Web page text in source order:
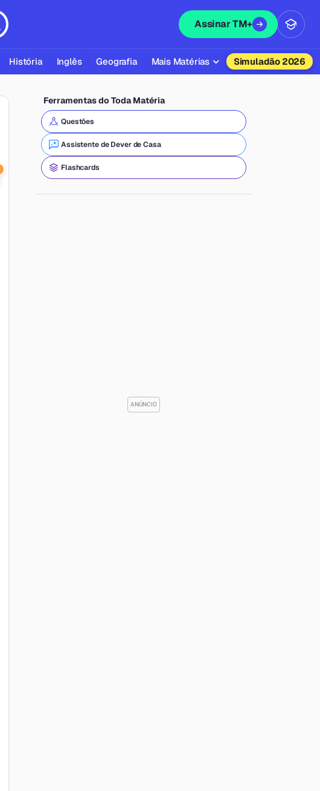
Assinar TM+
História Inglês Geografia Mais Matérias
Química
Física
Filosofia
Simuladão 2026
Ferramentas do Toda Matéria
Questões
Assistente de Dever de Casa
Flashcards